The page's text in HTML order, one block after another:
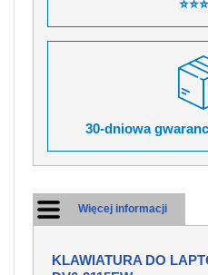
30-dniowa
Więcej informacji
KLAWIATURA DO